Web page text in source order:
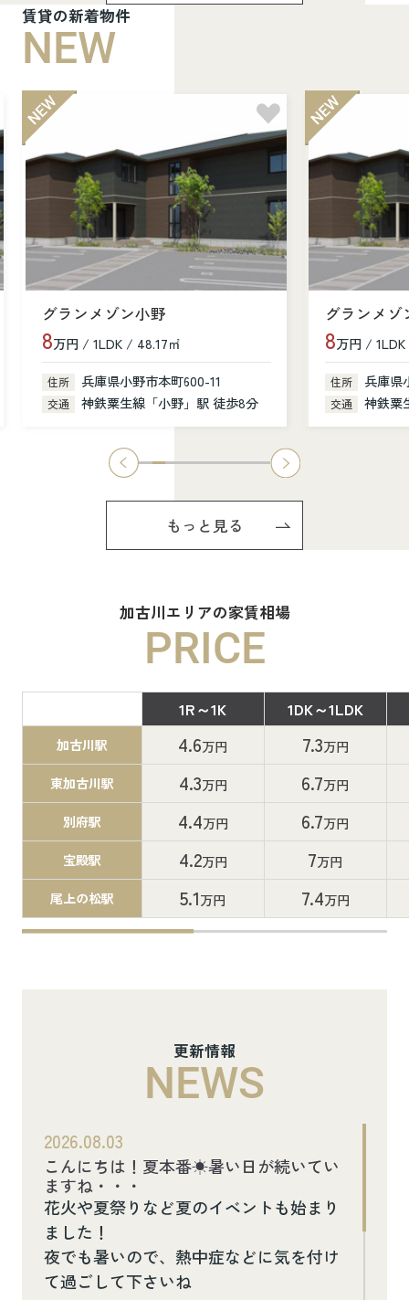
賃貸の新着物件
NEW
グランメゾン小野
8万円 / 1LDK / 48.17㎡
住所 兵庫県小野市本町600-11
交通 神鉄粟生線「小野」駅 徒歩8分
グランメゾ
8万円 /
住所 兵庫県
交通 神鉄粟
もっと見る
加古川エリアの家賃相場
PRICE
1R～1K 1DK～1LDK
加古川駅 4.6万円 7.3万円
東加古川駅 4.3万円 6.7万円
別府駅 4.4万円 6.7万円
宝殿駅 4.2万円 7万円
尾上の松駅 5.1万円 7.4万円
更新情報
NEWS
2026.08.03
こんにちは！夏本番☀暑い日が続いてい
ますね・・・
花火や夏祭りなど夏のイベントも始まり
ました！
夜でも暑いので、熱中症などに気を付け
て過ごして下さいね